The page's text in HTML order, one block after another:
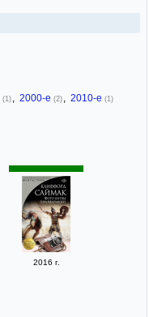
(1) , 2000-е (2) , 2010-е (1)
2016 г.